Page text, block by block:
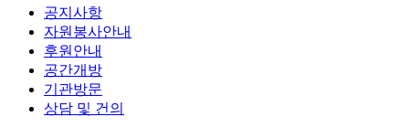
공지사항
자원봉사안내
후원안내
공간개방
기관방문
상담 및 건의